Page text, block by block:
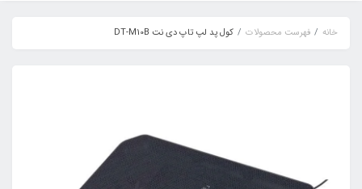
خانه فهرست محصولات کول پد لپ تاپ دی نت DT-M10B